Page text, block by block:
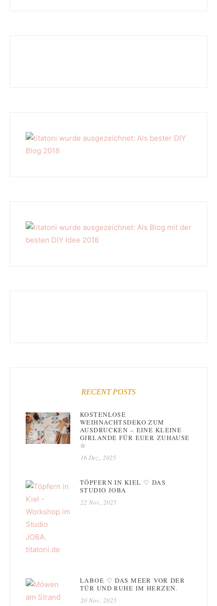
RECENT POSTS
KOSTENLOSE
WEIHNACHTSDEKO ZUM
AUSDRUCKEN – EINE KLEINE
GIRLANDE FÜR EUER ZUHAUSE
☆
16 Dez., 2025
TÖPFERN IN KIEL ♡ DAS
STUDIO JOBA
22 Nov., 2025
LABOE ♡ DAS MEER VOR DER
TÜR UND RUHE IM HERZEN.
20 Nov., 2025